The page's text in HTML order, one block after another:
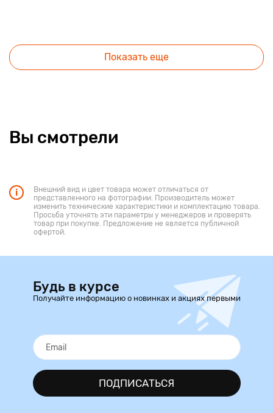
Показать еще
Вы смотрели
Внешний вид и цвет товара может отличаться от
представленного на фотографии. Производитель может
изменить технические характеристики и комплектацию товара.
Просьба уточнять эти параметры у менеджеров и проверять
товар при покупке. Предложение не является публичной
офертой.
Будь в курсе
Получайте информацию о новинках и акциях первыми
ПОДПИСАТЬСЯ